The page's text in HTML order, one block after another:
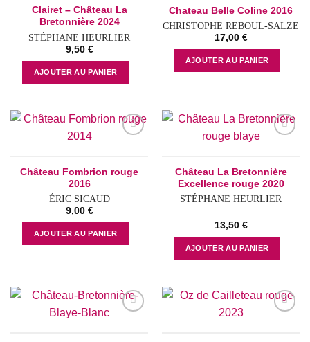
Clairet – Château La
Bretonnière 2024
STÉPHANE HEURLIER
9,50 €
AJOUTER AU PANIER
Chateau Belle Coline 2016
CHRISTOPHE REBOUL-SALZE
17,00 €
AJOUTER AU PANIER
Château Fombrion rouge
2016
ÉRIC SICAUD
9,00 €
AJOUTER AU PANIER
Château La Bretonnière
Excellence rouge 2020
STÉPHANE HEURLIER
13,50 €
AJOUTER AU PANIER